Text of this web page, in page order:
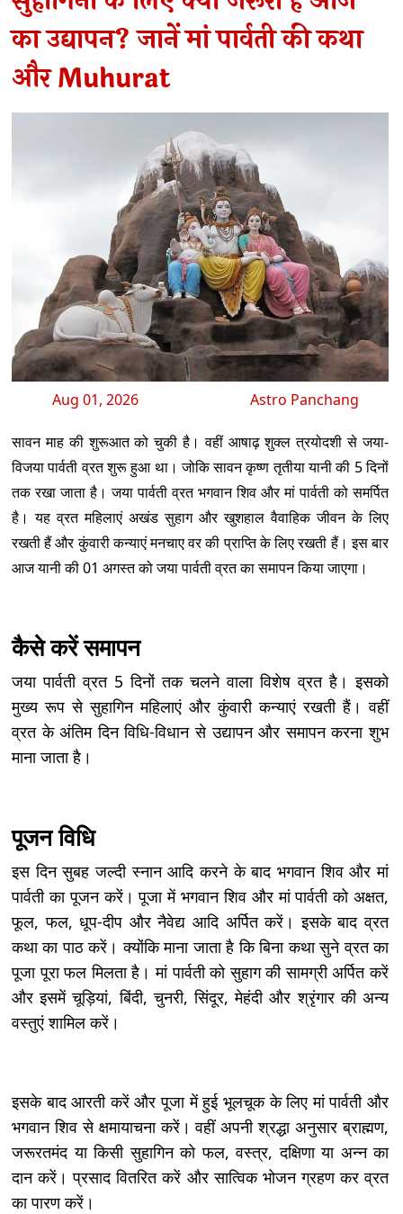
का उद्यापन? जानें मां पार्वती की कथा
और Muhurat
Aug 01, 2026 Astro Panchang
सावन माह की शुरूआत को चुकी है। वहीं आषाढ़ शुक्ल त्रयोदशी से जया-
विजया पार्वती व्रत शुरू हुआ था। जोकि सावन कृष्ण तृतीया यानी की 5 दिनों
तक रखा जाता है। जया पार्वती व्रत भगवान शिव और मां पार्वती को समर्पित
है। यह व्रत महिलाएं अखंड सुहाग और खुशहाल वैवाहिक जीवन के लिए
रखती हैं और कुंवारी कन्याएं मनचाए वर की प्राप्ति के लिए रखती हैं। इस बार
आज यानी की 01 अगस्त को जया पार्वती व्रत का समापन किया जाएगा।
कैसे करें समापन
जया पार्वती व्रत 5 दिनों तक चलने वाला विशेष व्रत है। इसको
मुख्य रूप से सुहागिन महिलाएं और कुंवारी कन्याएं रखती हैं। वहीं
व्रत के अंतिम दिन विधि-विधान से उद्यापन और समापन करना शुभ
माना जाता है।
पूजन विधि
इस दिन सुबह जल्दी स्नान आदि करने के बाद भगवान शिव और मां
पार्वती का पूजन करें। पूजा में भगवान शिव और मां पार्वती को अक्षत,
फूल, फल, धूप-दीप और नैवेद्य आदि अर्पित करें। इसके बाद व्रत
कथा का पाठ करें। क्योंकि माना जाता है कि बिना कथा सुने व्रत का
पूजा पूरा फल मिलता है। मां पार्वती को सुहाग की सामग्री अर्पित करें
और इसमें चूड़ियां, बिंदी, चुनरी, सिंदूर, मेहंदी और श्रृंगार की अन्य
वस्तुएं शामिल करें।
इसके बाद आरती करें और पूजा में हुई भूलचूक के लिए मां पार्वती और
भगवान शिव से क्षमायाचना करें। वहीं अपनी श्रद्धा अनुसार ब्राह्मण,
जरूरतमंद या किसी सुहागिन को फल, वस्त्र, दक्षिणा या अन्न का
दान करें। प्रसाद वितरित करें और सात्विक भोजन ग्रहण कर व्रत
का पारण करें।